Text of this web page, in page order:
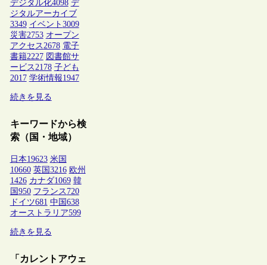
デジタル化4098 デ
ジタルアーカイブ
3349 イベント 3009
災害2753 オープン
アクセス2678 電子
書籍2227 図書館サ
ービス2178 子ども
2017 学術情報1947
続きを見る
キーワードから検
索（国・地域）
日本19623 米国
10660 英国 3216 欧州
1426 カナダ1069 韓
国 950 フランス 720
ドイツ681 中国 638
オーストラリア599
続きを見る
「カレントアウェ